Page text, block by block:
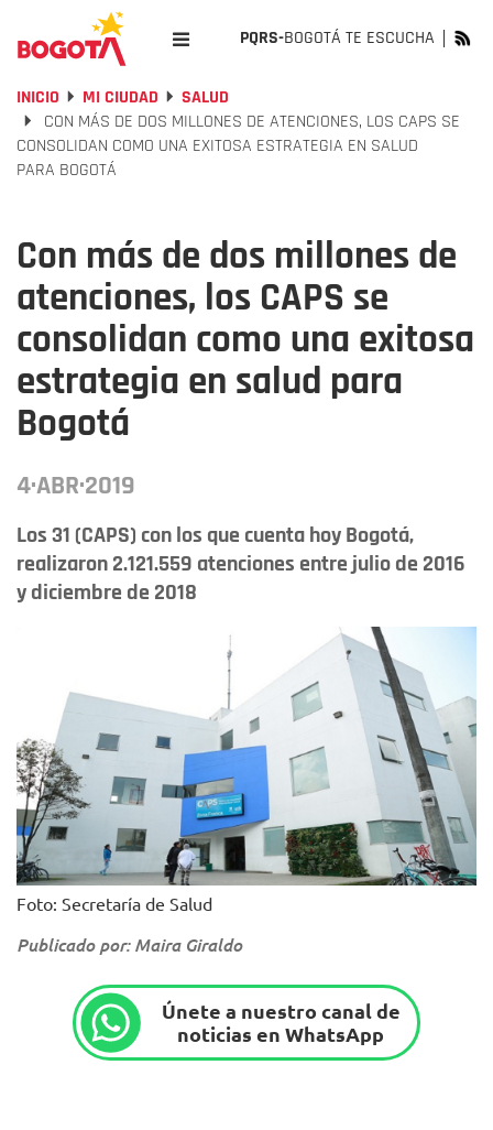
PQRS-BOGOTÁ TE ESCUCHA
INICIO MI CIUDAD
SALUD
CON MÁS DE DOS MILLONES DE ATENCIONES, LOS CAPS SE
CONSOLIDAN COMO UNA EXITOSA ESTRATEGIA EN SALUD
PARA BOGOTÁ
Con más de dos millones de
atenciones, los CAPS se
consolidan como una exitosa
estrategia en salud para
Bogotá
4·ABR·2019
Los 31 (CAPS) con los que cuenta hoy Bogotá,
realizaron 2.121.559 atenciones entre julio de 2016
y diciembre de 2018
Foto: Secretaría de Salud
Publicado por: Maira Giraldo
Únete a nuestro canal de
noticias en WhatsApp